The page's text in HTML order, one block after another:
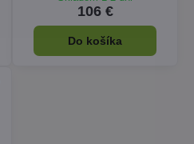
balenie
106 €
Do košíka